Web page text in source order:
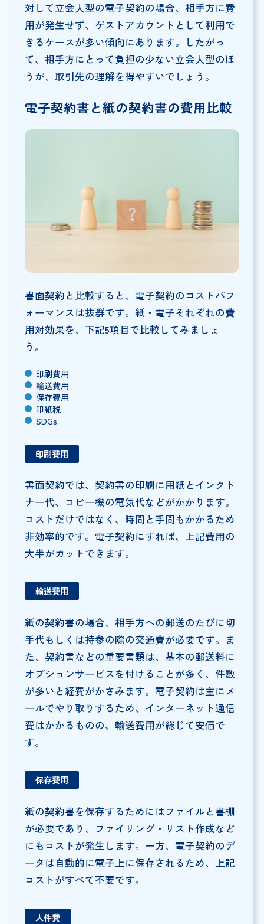
​​対して立会人型の電子契約の場合、相手方に費
用が発生せず、ゲストアカウントとして利用で
きるケースが多い傾向にあります。したがっ
て、相手方にとって負担の少ない立会人型のほ
うが、取引先の理解を得やすいでしょう。
電子契約書と紙の契約書の費用比較
書面契約と比較すると、電子契約のコストパフ
ォーマンスは抜群です。紙・電子それぞれの費
用対効果を、下記5項目で比較してみましょ
う。
印刷費用
輸送費用
保存費用
印紙税
SDGs
印刷費用
書面契約では、契約書の印刷に用紙とインクト
ナー代、コピー機の電気代などがかかります。
コストだけではなく、時間と手間もかかるため
非効率的です。電子契約にすれば、上記費用の
大半がカットできます。
輸送費用
紙の契約書の場合、相手方への郵送のたびに切
手代もしくは持参の際の交通費が必要です。ま
た、契約書などの重要書類は、基本の郵送料に
オプションサービスを付けることが多く、件数
が多いと経費がかさみます。電子契約は主にメ
ールでやり取りするため、インターネット通信
費はかかるものの、輸送費用が総じて安価で
す。
保存費用
紙の契約書を保存するためにはファイルと書棚
が必要であり、ファイリング・リスト作成など
にもコストが発生します。一方、電子契約のデ
ータは自動的に電子上に保存されるため、上記
コストがすべて不要です。
人件費